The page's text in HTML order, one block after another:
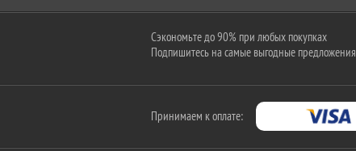
Сэкономьте до 90% при любых покупках
Подпишитесь на самые выгодные предложения
Принимаем к оплате: